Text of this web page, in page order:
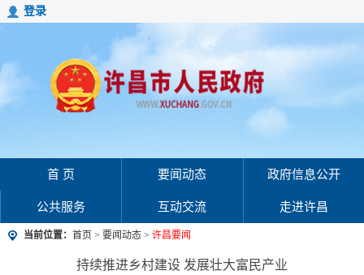
登录
首 页 要闻动态 政府信息公开
公共服务 互动交流 走进许昌
当前位置： 首页 > 要闻动态 > 许昌要闻
持续推进乡村建设 发展壮大富民产业